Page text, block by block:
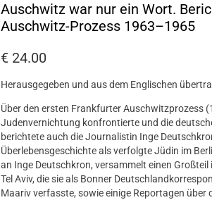
Auschwitz war nur ein Wort.
Auschwitz-Prozess 1963–1965
€ 24.00
Herausgegeben und aus dem Englischen
Über den ersten Frankfurter Auschwitzprozess
Judenvernichtung konfrontierte und die
berichtete auch die Journalistin Inge
Überlebensgeschichte als verfolgte Jüdin im
an Inge Deutschkron, versammelt einen
Tel Aviv, die sie als Bonner
Maariv verfasste, sowie einige Reportagen